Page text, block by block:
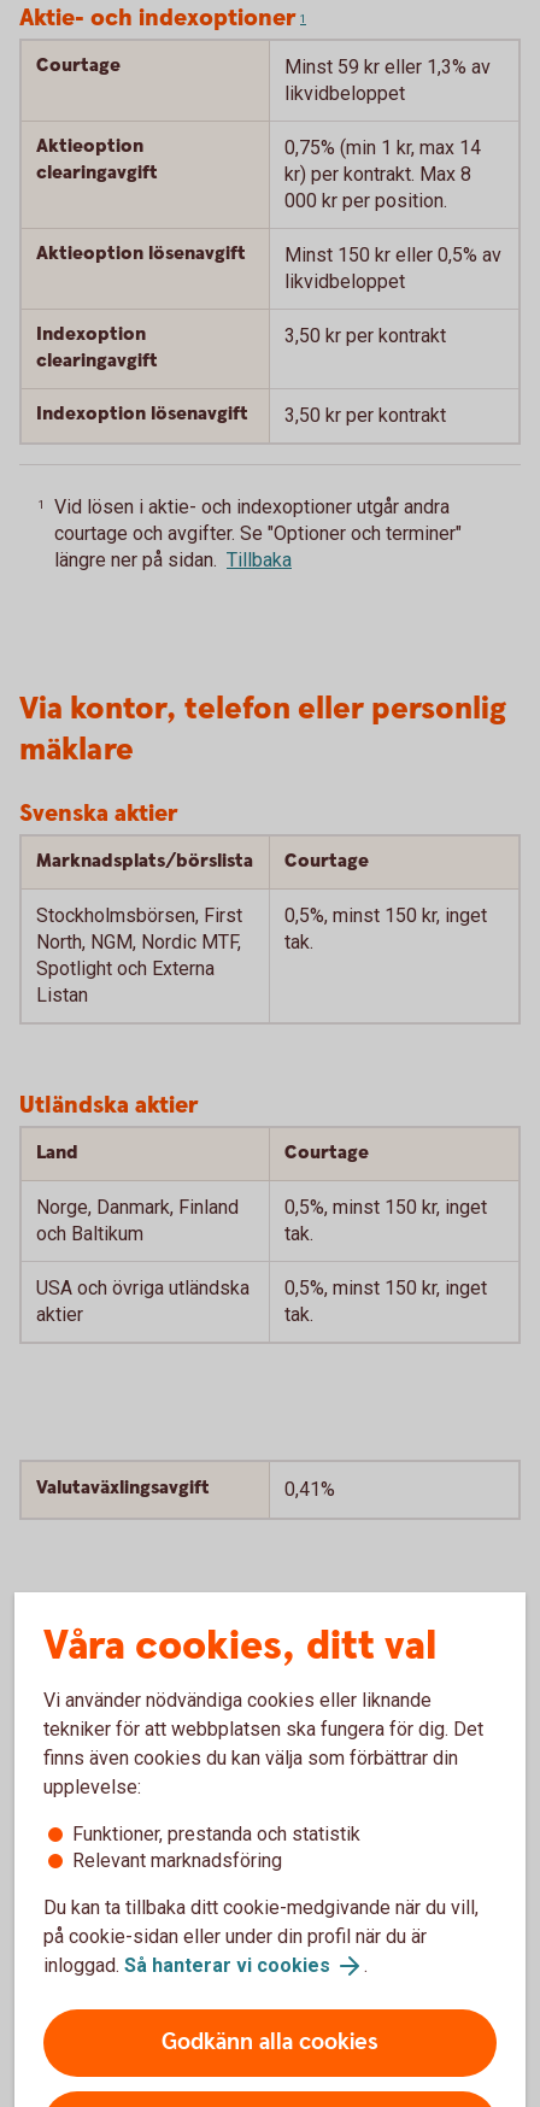
Aktie- och indexoptioner 1
Courtage
Minst 59 kr eller 1,3% av
likvidbeloppet
Aktieoption
clearingavgift
0,75% (min 1 kr, max 14
kr) per kontrakt. Max 8
000 kr per position.
Aktieoption lösenavgift
Minst 150 kr eller 0,5% av
likvidbeloppet
Indexoption
clearingavgift
3,50 kr per kontrakt
Indexoption lösenavgift 3,50 kr per kontrakt
1
Vid lösen i aktie- och indexoptioner utgår andra
courtage och avgifter. Se "Optioner och terminer"
längre ner på sidan. Tillbaka
Via kontor, telefon eller personlig
mäklare
Svenska aktier
Marknadsplats/börslista Courtage
Stockholmsbörsen, First
North, NGM, Nordic MTF,
Spotlight och Externa
Listan
0,5%, minst 150 kr, inget
tak.
Utländska aktier
Land Courtage
Norge, Danmark, Finland
och Baltikum
0,5%, minst 150 kr, inget
tak.
USA och övriga utländska
aktier
0,5%, minst 150 kr, inget
tak.
Valutaväxlingsavgift 0,41%
är öppen. (Växling görs inte på valutakonton.) Utdelning från
utländska aktier växlas automatiskt till SEK. Vid utdelning i
utländska depåbevis kan - utöver källskatt - administrativa
avgifter från tid till annan utgå i det utdelande bolagets
hemland, vilka i så fall dras från kundens konto i samband
med utdelningen.
Certifikat, Warranter och Räntebevis
Typ Courtage
Certifikat, Warranter och
0,5%, minst 150 kr, inget
Teckningsrätter
0,5%, minst 150 kr, inget
tak.
Våra cookies, ditt val
Vi använder nödvändiga cookies eller liknande
tekniker för att webbplatsen ska fungera för dig. Det
finns även cookies du kan välja som förbättrar din
upplevelse:
Funktioner, prestanda och statistik
Relevant marknadsföring
Du kan ta tillbaka ditt cookie-medgivande när du vill,
på cookie-sidan eller under din profil när du är
inloggad. Så hanterar vi cookies .
Godkänn alla cookies